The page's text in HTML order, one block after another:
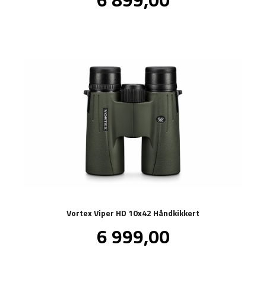
mva.
Vortex Viper HD 10x42 Håndkikkert
Pris
6 999,00mva.